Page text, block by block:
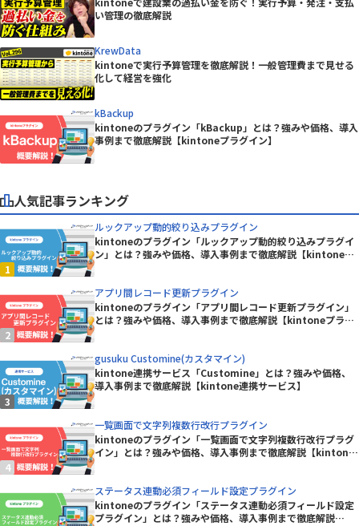
い管理の徹底解説
KrewData
kintoneで実行予算管理を徹底解説！一般管理費まで見せる
化して経営を強化
kBackup
kintoneのプラグイン「kBackup」とは？強みや価格、導入
事例まで徹底解説【kintoneプラグイン】
人気記事ランキング
ルックアップ動的絞り込みプラグイン
kintoneのプラグイン「ルックアップ動的絞り込みプラグイ
ン」とは？強みや価格、導入事例まで徹底解説【kintoneプ
アプリ間レコード更新プラグイン
kintoneのプラグイン「アプリ間レコード更新プラグイン」
とは？強みや価格、導入事例まで徹底解説【kintoneプラグ
gusuku Customine(カスタマイン)
kintone連携サービス「Customine」とは？強みや価格、
導入事例まで徹底解説【kintone連携サービス】
一覧画面で文字列複数行改行プラグイン
kintoneのプラグイン「一覧画面で文字列複数行改行プラグ
イン」とは？強みや価格、導入事例まで徹底解説【kintone
ステータス連動必須フィールド設定プラグイン
kintoneのプラグイン「ステータス連動必須フィールド設定
プラグイン」とは？強みや価格、導入事例まで徹底解説